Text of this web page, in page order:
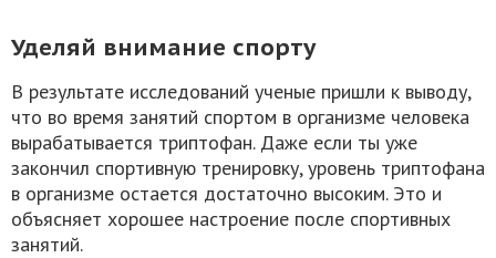
Уделяй внимание спорту
В результате исследований ученые пришли к выводу,
что во время занятий спортом в организме человека
вырабатывается триптофан. Даже если ты уже
закончил спортивную тренировку, уровень триптофана
в организме остается достаточно высоким. Это и
объясняет хорошее настроение после спортивных
занятий.